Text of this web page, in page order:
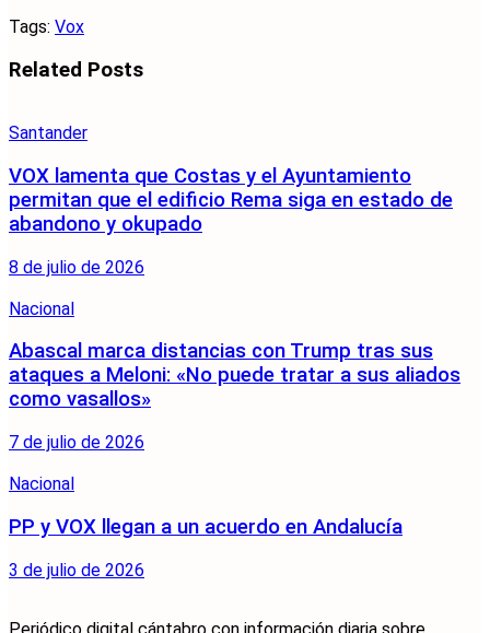
Tags: Vox
Related Posts
Santander
VOX lamenta que Costas y el Ayuntamiento
permitan que el edificio Rema siga en estado de
abandono y okupado
8 de julio de 2026
Nacional
Abascal marca distancias con Trump tras sus
ataques a Meloni: «No puede tratar a sus aliados
como vasallos»
7 de julio de 2026
Nacional
PP y VOX llegan a un acuerdo en Andalucía
3 de julio de 2026
Periódico digital cántabro con información diaria sobre